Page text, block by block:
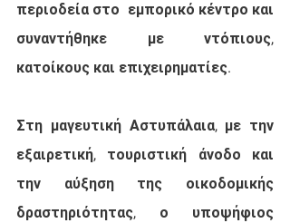
περιοδεία στο  εμπορικό κέντρο και
συναντήθηκε με ντόπιους,
κατοίκους και επιχειρηματίες.
Στη μαγευτική Αστυπάλαια, με την
εξαιρετική, τουριστική άνοδο και
την αύξηση της οικοδομικής
δραστηριότητας, ο υποψήφιος